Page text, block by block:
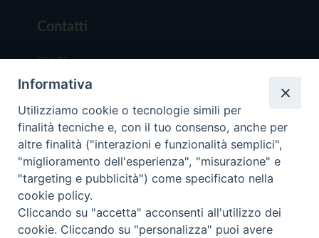
Contatti
Chi Siamo
Redazione
Scrivici
Copyright © 2019 - Tutti i diritti riservati - Vita
Trentina Editrice
Informativa
Utilizziamo cookie o tecnologie simili per
finalità tecniche e, con il tuo consenso, anche per
altre finalità ("interazioni e funzionalità semplici",
"miglioramento dell'esperienza", "misurazione" e
"targeting e pubblicità") come specificato nella
cookie policy.
Cliccando su "accetta" acconsenti all'utilizzo dei
cookie. Cliccando su "personalizza" puoi avere